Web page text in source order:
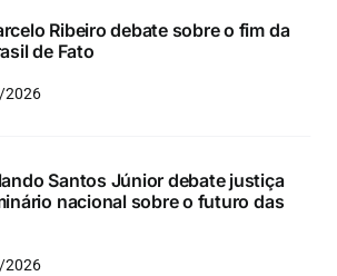
Ribeiro debate sobre o fim da
de Fato
2026
Santos Júnior debate justiça
nacional sobre o futuro das
2026